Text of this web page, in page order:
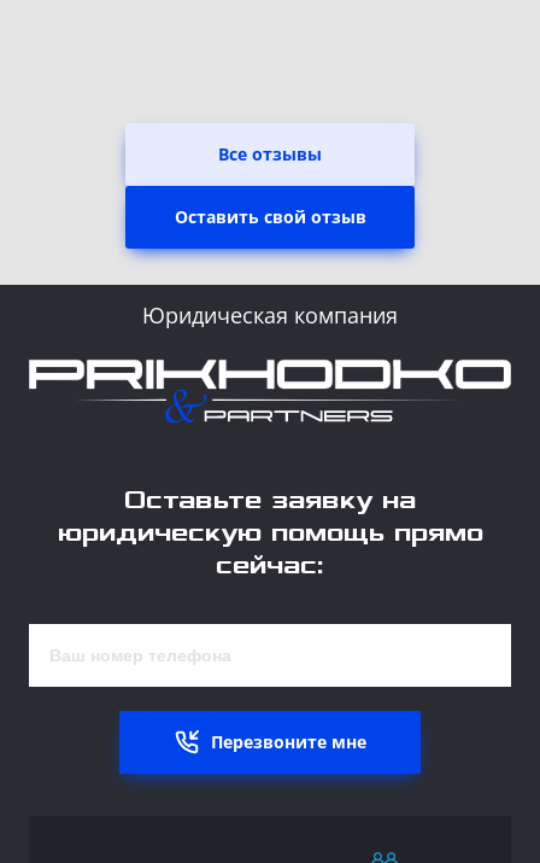
Все отзывы
Оставить свой отзыв
Юридическая компания
Оставьте заявку на
юридическую помощь прямо
сейчас:
Перезвоните мне